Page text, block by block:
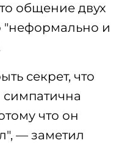
общение двух
"неформально и
секрет, что
что он
— заметил